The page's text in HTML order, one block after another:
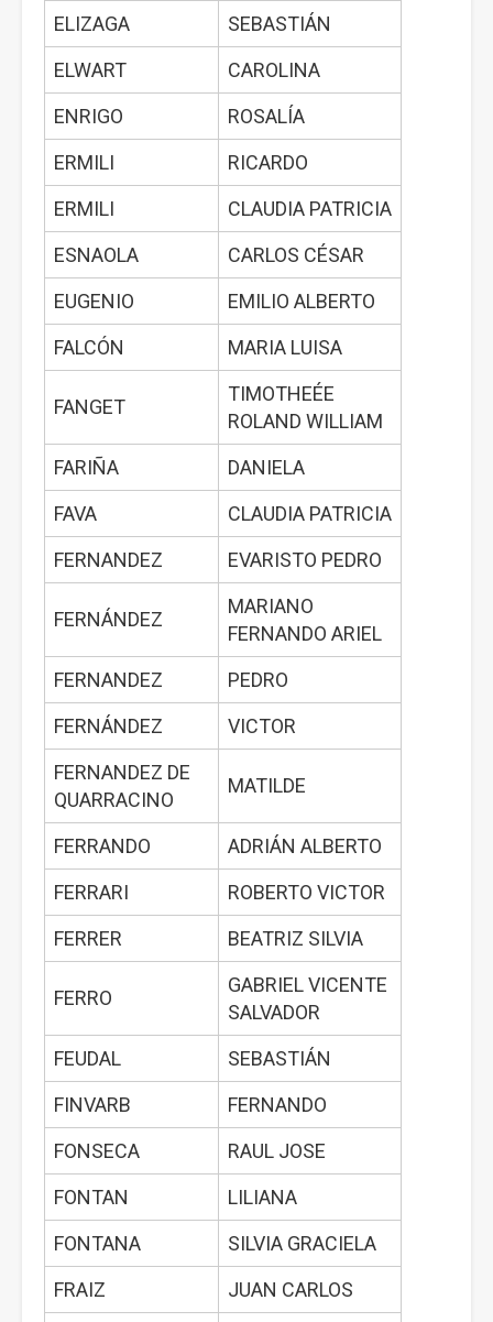
ELIZAGA
SEBASTIÁN
ELWART
CAROLINA
ENRIGO
ROSALÍA
ERMILI
RICARDO
ERMILI
CLAUDIA PATRICIA
ESNAOLA
CARLOS CÉSAR
EUGENIO
EMILIO ALBERTO
FALCÓN
MARIA LUISA
FANGET
TIMOTHEÉE
ROLAND WILLIAM
FARIÑA
DANIELA
FAVA
CLAUDIA PATRICIA
FERNANDEZ
EVARISTO PEDRO
FERNÁNDEZ
MARIANO
FERNANDO ARIEL
FERNANDEZ
PEDRO
FERNÁNDEZ
VICTOR
FERNANDEZ DE
QUARRACINO
MATILDE
FERRANDO
ADRIÁN ALBERTO
FERRARI
ROBERTO VICTOR
FERRER
BEATRIZ SILVIA
FERRO
GABRIEL VICENTE
SALVADOR
FEUDAL
SEBASTIÁN
FINVARB
FERNANDO
FONSECA
RAUL JOSE
FONTAN
LILIANA
FONTANA
SILVIA GRACIELA
FRAIZ
JUAN CARLOS